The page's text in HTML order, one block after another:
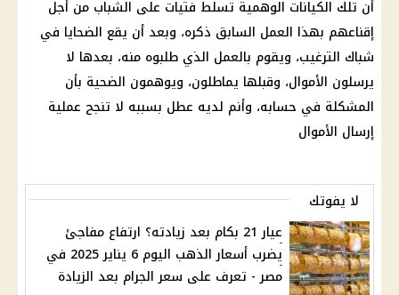
أن تلك الكيانات الوهمية تسلط فتيات على الشباب من أجل
إقناعهم بهذا العمل السابق ذكره، وبعد أن يقع الضحايا في
شباك الترغيب، ويقوم بالعمل الذي طلبوه منه، بعدها لا
يرسلون الأموال، وقبلها يماطلون، ويوهمون الضحية بأن
المشكلة في حسابه، وأنم لديه عطل بسببه لا تنجح عملية
إرسال الأموال
لا يفوتك
عيار 21 بكام بعد زيادته؟ ارتفاع مفاجئ
يضرب أسعار الذهب اليوم 6 يناير 2025 في
مصر - تعرف على سعر الجرام بعد الزيادة